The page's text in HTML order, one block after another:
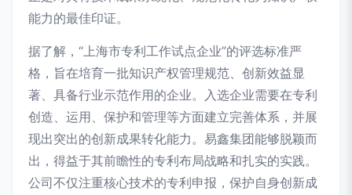
能力的最佳印证。
据了解，“上海市专利工作试点企业”的评选标准严
格，旨在培育一批知识产权管理规范、创新效益显
著、具备行业示范作用的企业。入选企业需要在专利
创造、运用、保护和管理等方面建立完善体系，并展
现出突出的创新成果转化能力。易鑫集团能够脱颖而
出，得益于其前瞻性的专利布局战略和扎实的实践。
公司不仅注重核心技术的专利申报，保护自身创新成